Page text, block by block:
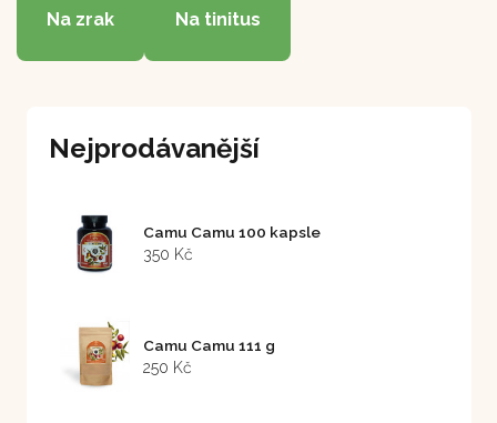
Na zrak Na tinitus
Nejprodávanější
Camu Camu 100 kapsle
350 Kč
Camu Camu 111 g
250 Kč